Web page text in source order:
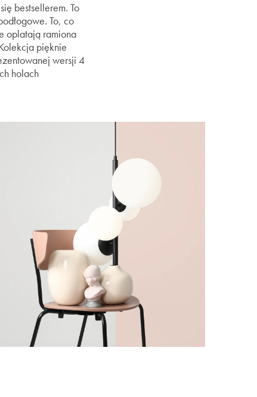
bestsellerem. To
To, co
oplatają ramiona
pięknie
wersji 4
holach